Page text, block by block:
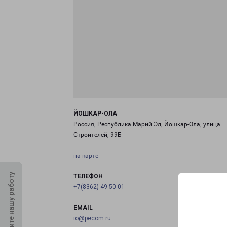
Оцените нашу работу
ЙОШКАР-ОЛА
Россия, Республика Марий Эл, Йошкар-Ола, улица
Строителей, 99Б
на карте
ТЕЛЕФОН
+7(8362) 49-50-01
EMAIL
io@pecom.ru